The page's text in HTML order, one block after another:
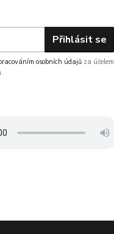
Přihlásit se
osobních údajů za účelem